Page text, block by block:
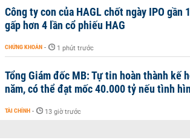
Công ty con của HAGL chốt ngày IPO gần
gấp hơn 4 lần cổ phiếu HAG
CHỨNG KHOÁN - 1 phút trước
Tổng Giám đốc MB: Tự tin hoàn thành kế
năm, có thể đạt mốc 40.000 tỷ nếu tình
TÀI CHÍNH - 13 giờ trước